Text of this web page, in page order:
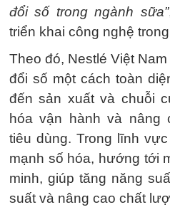
đổi số trong ngành sữa”
triển khai công nghệ
Theo đó, Nestlé Việt
đổi số một cách toàn
đến sản xuất và chuỗi
hóa vận hành và nâng
tiêu dùng. Trong lĩnh
mạnh số hóa, hướng tới
minh, giúp tăng năng
suất và nâng cao chất